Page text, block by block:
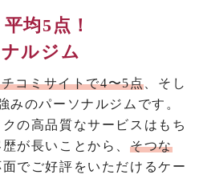
均5点！
ルジム
コミサイトで4〜5点 、そし
みのパーソナルジムです 。
の高品質なサービスはもち
が長いことから、そつな
でご好評をいただけるケー